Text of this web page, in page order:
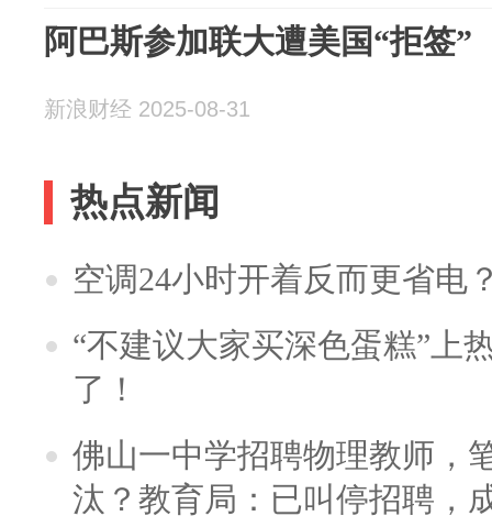
阿巴斯参加联大遭美国“拒签”
新浪财经 2025-08-31
热点新闻
空调24小时开着反而更省电
“不建议大家买深色蛋糕”上
了！
佛山一中学招聘物理教师，
汰？教育局：已叫停招聘，